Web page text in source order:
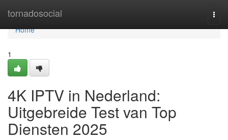
tornadosocial
Home
Home
1
4K IPTV in Nederland:
Uitgebreide Test van Top
Diensten 2025